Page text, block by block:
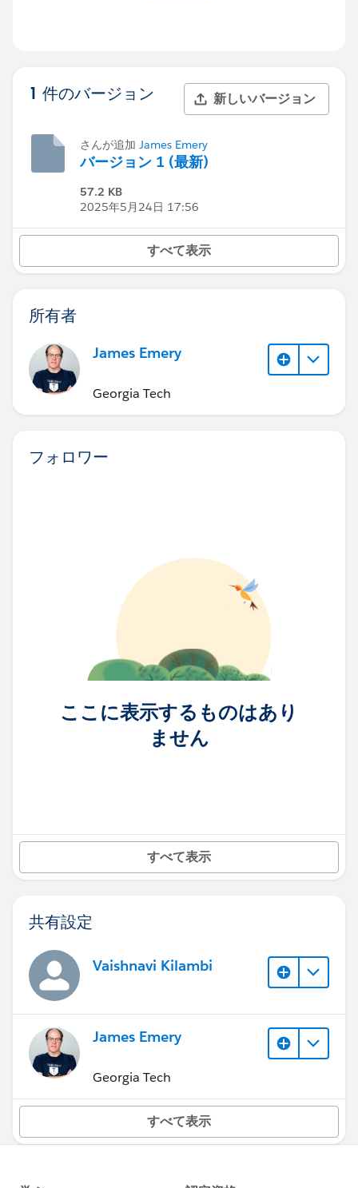
1 件のバージョン 新しいバージョン
さんが追加 James Emery
バージョン 1 (最新)
57.2 KB
2025年5月24日 17:56
すべて表示
所有者
James Emery
Georgia Tech
フォロワー
ここに表示するものはあり
ません
すべて表示
共有設定
Vaishnavi Kilambi
James Emery
Georgia Tech
すべて表示